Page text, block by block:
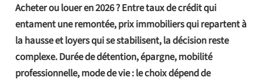
Acheter ou louer en 2026 ? Entre taux de crédit qui
entament une remontée, prix immobiliers qui repartent à
la hausse et loyers qui se stabilisent, la décision reste
complexe. Durée de détention, épargne, mobilité
professionnelle, mode de vie : le choix dépend de